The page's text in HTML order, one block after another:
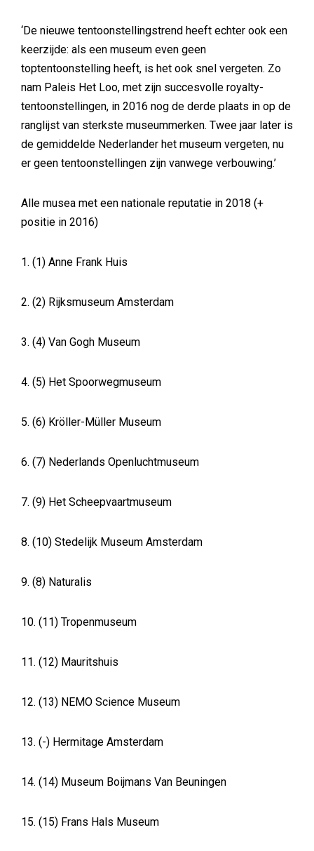
‘De nieuwe tentoonstellingstrend heeft echter ook een
keerzijde: als een museum even geen
toptentoonstelling heeft, is het ook snel vergeten. Zo
nam Paleis Het Loo, met zijn succesvolle royalty-
tentoonstellingen, in 2016 nog de derde plaats in op de
ranglijst van sterkste museummerken. Twee jaar later is
de gemiddelde Nederlander het museum vergeten, nu
er geen tentoonstellingen zijn vanwege verbouwing.’
Alle musea met een nationale reputatie in 2018 (+
positie in 2016)
1. (1) Anne Frank Huis
2. (2) Rijksmuseum Amsterdam
3. (4) Van Gogh Museum
4. (5) Het Spoorwegmuseum
5. (6) Kröller-Müller Museum
6. (7) Nederlands Openluchtmuseum
7. (9) Het Scheepvaartmuseum
8. (10) Stedelijk Museum Amsterdam
9. (8) Naturalis
10. (11) Tropenmuseum
11. (12) Mauritshuis
12. (13) NEMO Science Museum
13. (-) Hermitage Amsterdam
14. (14) Museum Boijmans Van Beuningen
15. (15) Frans Hals Museum